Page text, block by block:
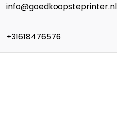
info@goedkoopsteprinter.nl
+31618476576